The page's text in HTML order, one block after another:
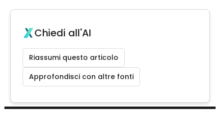
Chiedi all'AI
Riassumi questo articolo
Approfondisci con altre fonti